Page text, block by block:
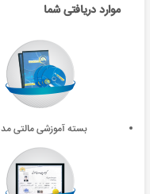
موارد دریافتی شما
بسته آموزشی مالتی